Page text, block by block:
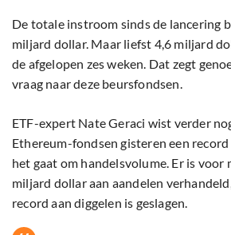
De totale instroom sinds de lancering
miljard dollar. Maar liefst 4,6 miljard
de afgelopen zes weken. Dat zegt
vraag naar deze beursfondsen.
ETF-expert Nate Geraci wist verder
Ethereum-fondsen gisteren een
het gaat om handelsvolume. Er is voor
miljard dollar aan aandelen
record aan diggelen is geslagen.